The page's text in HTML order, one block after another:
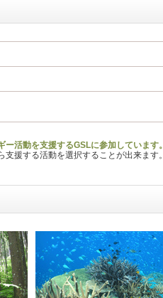
活動を支援するGSLに参加しています。
援する活動を選択することが出来ます。